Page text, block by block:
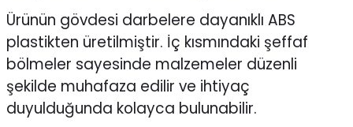
Ürünün gövdesi darbelere dayanıklı ABS
plastikten üretilmiştir. İç kısmındaki şeffaf
bölmeler sayesinde malzemeler düzenli
şekilde muhafaza edilir ve ihtiyaç
duyulduğunda kolayca bulunabilir.